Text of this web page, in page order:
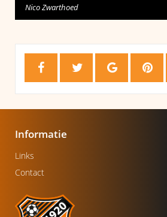
Nico Zwarthoed
Informatie
Links
Contact